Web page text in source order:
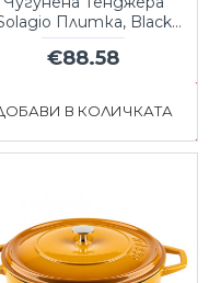
Плитка, Black
Onyx, Ф28
€88.58
В КОЛИЧКАТА